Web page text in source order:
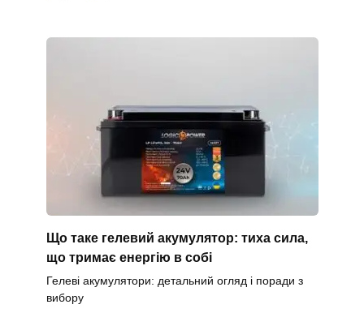
Що таке гелевий акумулятор: тиха сила,
що тримає енергію в собі
Гелеві акумулятори: детальний огляд і поради з
вибору